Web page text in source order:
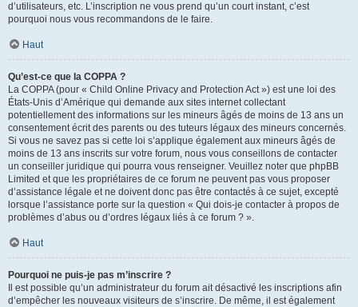
d’utilisateurs, etc. L’inscription ne vous prend qu’un court instant, c’est
pourquoi nous vous recommandons de le faire.
Haut
Qu’est-ce que la COPPA ?
La COPPA (pour « Child Online Privacy and Protection Act ») est une loi des
États-Unis d’Amérique qui demande aux sites internet collectant
potentiellement des informations sur les mineurs âgés de moins de 13 ans un
consentement écrit des parents ou des tuteurs légaux des mineurs concernés.
Si vous ne savez pas si cette loi s’applique également aux mineurs âgés de
moins de 13 ans inscrits sur votre forum, nous vous conseillons de contacter
un conseiller juridique qui pourra vous renseigner. Veuillez noter que phpBB
Limited et que les propriétaires de ce forum ne peuvent pas vous proposer
d’assistance légale et ne doivent donc pas être contactés à ce sujet, excepté
lorsque l’assistance porte sur la question « Qui dois-je contacter à propos de
problèmes d’abus ou d’ordres légaux liés à ce forum ? ».
Haut
Pourquoi ne puis-je pas m’inscrire ?
Il est possible qu’un administrateur du forum ait désactivé les inscriptions afin
d’empêcher les nouveaux visiteurs de s’inscrire. De même, il est également